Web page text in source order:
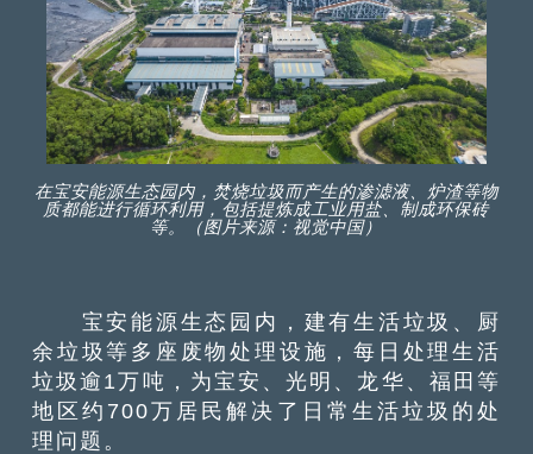
在宝安能源生态园内，焚烧垃圾而产生的渗滤液、炉渣等物
质都能进行循环利用，包括提炼成工业用盐、制成环保砖
等。（图片来源：视觉中国）
宝安能源生态园内，建有生活垃圾、厨
余垃圾等多座废物处理设施，每日处理生活
垃圾逾1万吨，为宝安、光明、龙华、福田等
地区约700万居民解决了日常生活垃圾的处
理问题。